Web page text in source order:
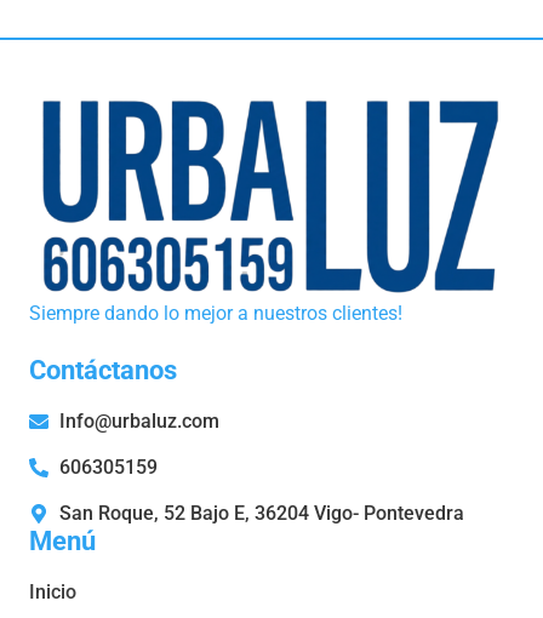
Siempre dando lo mejor a nuestros clientes!
Menú
Inicio
Contáctanos
Info@urbaluz.com
606305159
San Roque, 52 Bajo E, 36204 Vigo- Pontevedra